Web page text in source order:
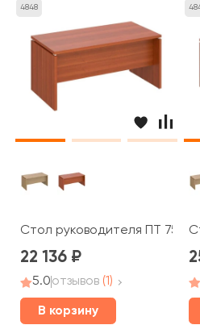
4848
Стол руководителя ПТ 757
22 136
5.0отзывов (1)
В корзину